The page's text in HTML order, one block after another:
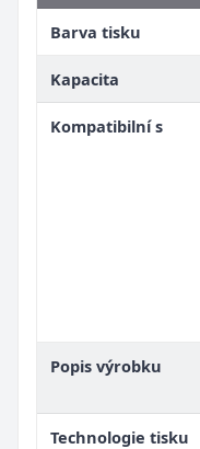
Barva tisku
Kapacita
Kompatibilní s
Popis výrobku
Technologie tisku